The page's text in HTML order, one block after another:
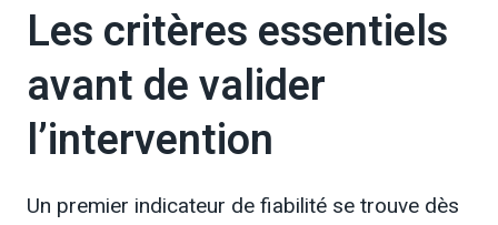
Les critères essentiels
avant de valider
l’intervention
Un premier indicateur de fiabilité se trouve dès